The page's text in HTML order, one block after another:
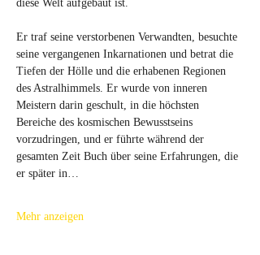
diese Welt aufgebaut ist.
Er traf seine verstorbenen Verwandten, besuchte
seine vergangenen Inkarnationen und betrat die
Tiefen der Hölle und die erhabenen Regionen
des Astralhimmels. Er wurde von inneren
Meistern darin geschult, in die höchsten
Bereiche des kosmischen Bewusstseins
vorzudringen, und er führte während der
gesamten Zeit Buch über seine Erfahrungen, die
er später in…
Mehr anzeigen